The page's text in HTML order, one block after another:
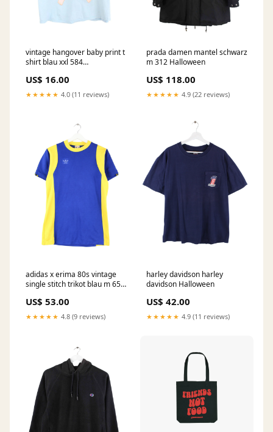
vintage hangover baby print t
shirt blau xxl 584
US$ 16.00
★★★★★ 4.0 (11 reviews)
prada damen mantel schwarz
m 312 Halloween
US$ 118.00
★★★★★ 4.9 (22 reviews)
adidas x erima 80s vintage
single stitch trikot blau m 652
US$ 53.00
★★★★★ 4.8 (9 reviews)
harley davidson harley
davidson Halloween
US$ 42.00
★★★★★ 4.9 (11 reviews)